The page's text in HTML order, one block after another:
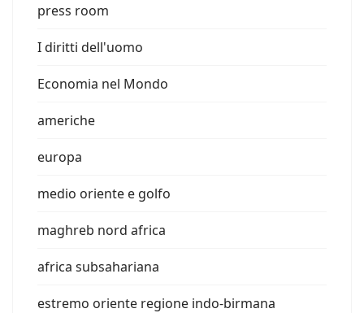
press room
I diritti dell'uomo
Economia nel Mondo
americhe
europa
medio oriente e golfo
maghreb nord africa
africa subsahariana
estremo oriente regione indo-birmana